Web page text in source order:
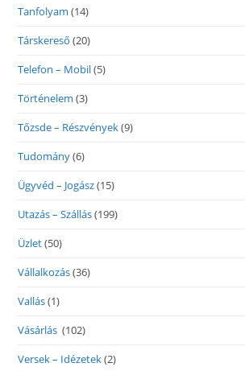
Tanfolyam (14)
Társkereső (20)
Telefon – Mobil(5)
Történelem (3)
Tőzsde – Részvények(9)
Tudomány(6)
Ügyvéd – Jogász(15)
Utazás – Szállás(199)
Üzlet(50)
Vállalkozás(36)
Vallás(1)
Vásárlás (102)
Versek – Idézetek(2)